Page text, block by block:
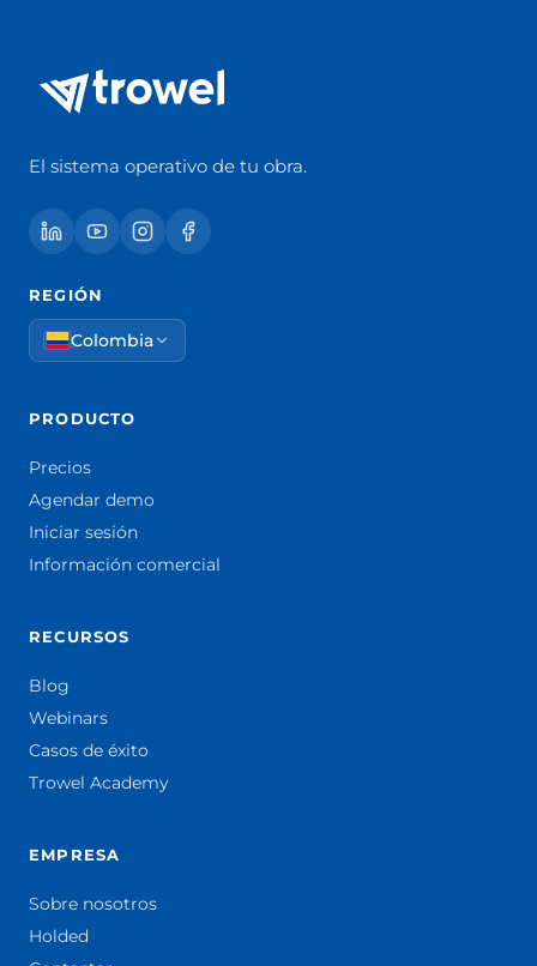
El sistema operativo de tu obra.
REGIÓN
Colombia
PRODUCTO
Precios
Agendar demo
Iniciar sesión
Información comercial
RECURSOS
Blog
Webinars
Casos de éxito
Trowel Academy
EMPRESA
Sobre nosotros
Holded